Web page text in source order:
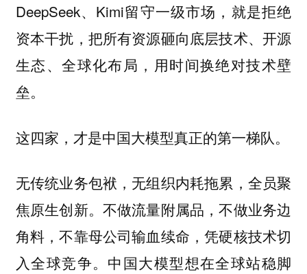
DeepSeek、Kimi留守一级市场，就是拒绝
资本干扰，把所有资源砸向底层技术、开源
生态、全球化布局，用时间换绝对技术壁
垒。
这四家，才是中国大模型真正的第一梯队。
无传统业务包袱，无组织内耗拖累，全员聚
焦原生创新。不做流量附属品，不做业务边
角料，不靠母公司输血续命，凭硬核技术切
入全球竞争。中国大模型想在全球站稳脚